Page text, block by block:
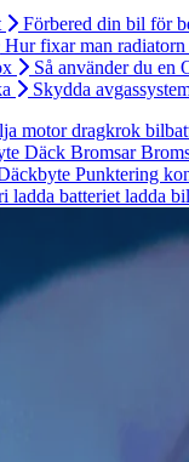
Förbered din bil för
Hur fixar man
Så använder du en
Skydda
motordragkrok
Däck Bromsar
Punktering
ladda batteriet ladda